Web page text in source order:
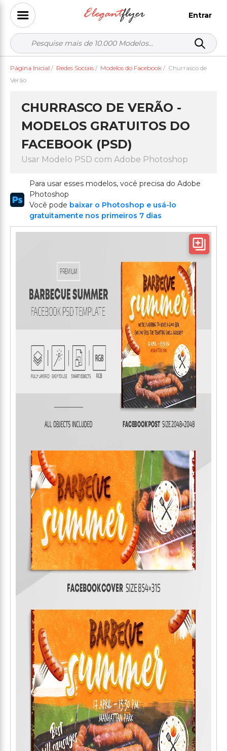
Entrar
Página Inicial / Redes Sociais / Modelos do Facebook / Churrasco de
Verão
CHURRASCO DE VERÃO -
MODELOS GRATUITOS DO
FACEBOOK (PSD)
Usar Modelo PSD com Adobe Photoshop
Para usar esses modelos, você precisa do Adobe
Photoshop
Você pode baixar o Photoshop e usá-lo
gratuitamente nos primeiros 7 dias